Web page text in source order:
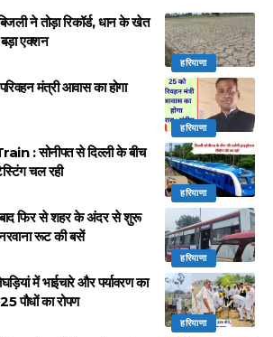
हरियाणा
ने तोड़ा रिकॉर्ड, धान के खेत
एक्शन
हरियाणा
मंत्री आवास का होगा
हरियाणा
: सोनीपत से दिल्ली के बीच
चल रही
हरियाणा
फिर से शहर के अंदर से शुरू
रूट की बसें
हरियाणा
में भाईचारे और पर्यावरण का
पौधों का रोपण